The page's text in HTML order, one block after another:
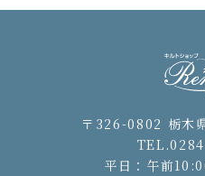
〒326-0802 栃木
平日：午前